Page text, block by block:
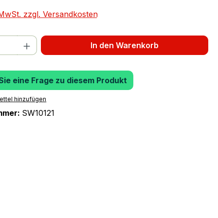
zzgl. Versandkosten
Gib den gewünschten Wert
In den Warenkorb
eine Frage zu diesem Produkt
hinzufügen
SW10121